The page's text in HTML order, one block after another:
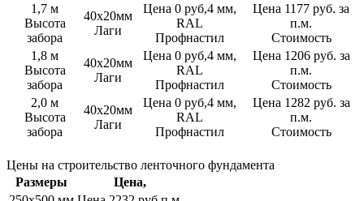
1,7 м
Высота
забора
40х20мм
Лаги
Цена 0 руб,4 мм,
RAL
Профнастил
Цена 1177 руб. за
п.м.
Стоимость
1,8 м
Высота
забора
40х20мм
Лаги
Цена 0 руб,4 мм,
RAL
Профнастил
Цена 1206 руб. за
п.м.
Стоимость
2,0 м
Высота
забора
40х20мм
Лаги
Цена 0 руб,4 мм,
RAL
Профнастил
Цена 1282 руб. за
п.м.
Стоимость
Цены на строительство ленточного фундамента
Размеры
Цена,